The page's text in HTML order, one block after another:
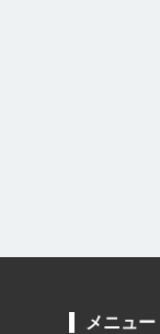
メニュー